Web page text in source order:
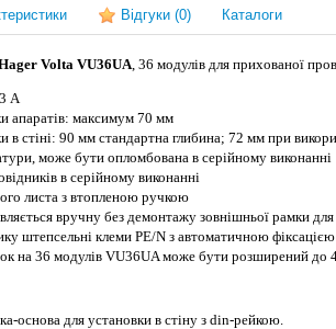
Відгуки (0) Каталоги
Volta VU36UA, 36 модулів для прихованої
А
апаратів: максимум 70 мм
в стіні: 90 мм стандартна глибина; 72 мм при
може бути опломбована в серійному виконанні
в серійному виконанні
листа з втопленою ручкою
вручну без демонтажу зовнішньої рамки
штепсельні клеми PE/N з автоматичною фіксацією
на 36 модулів VU36UA може бути розширений до
основа для установки в стіну з din-рейкою.